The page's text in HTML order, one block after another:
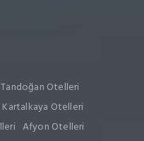
Tandoğan Otelleri
Kartalkaya Otelleri
Afyon Otelleri